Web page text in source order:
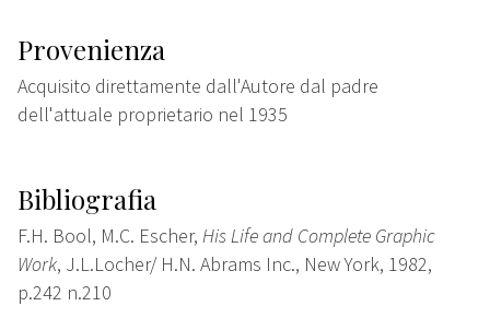
Provenienza
Acquisito direttamente dall'Autore dal padre
dell'attuale proprietario nel 1935
Bibliografia
F.H. Bool, M.C. Escher, His Life and Complete Graphic
Work, J.L.Locher/ H.N. Abrams Inc., New York, 1982,
p.242 n.210